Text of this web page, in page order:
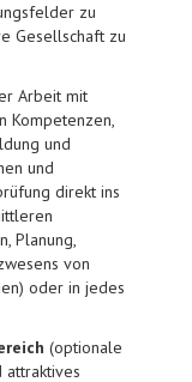
zu
Gesellschaft zu
Arbeit mit
Kompetenzen,
und
und
direkt ins
Planung,
von
oder in jedes
(optionale
attraktives